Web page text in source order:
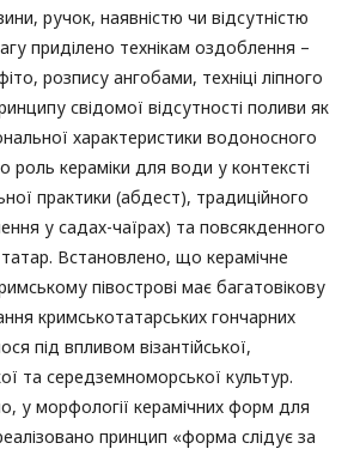
ручок, наявністю чи відсутністю
приділено технікам оздоблення –
розпису ангобами, техніці ліпного
свідомої відсутності поливи як
характеристики водоносного
роль кераміки для води у контексті
практики (абдест), традиційного
у садах-чаїрах) та повсякденного
Встановлено, що керамічне
півострові має багатовікову
кримськотатарських гончарних
під впливом візантійської,
та середземноморської культур.
у морфології керамічних форм для
принцип «форма слідує за